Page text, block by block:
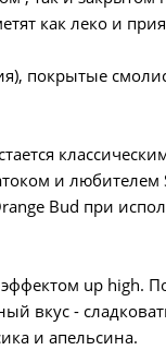
Mallorca Seeds
Mandala
Ministry of Cannabis
Paradise Seeds
как леко и
покрытые
и любителем
Bud при
up high.
вкус -
и апельсина.